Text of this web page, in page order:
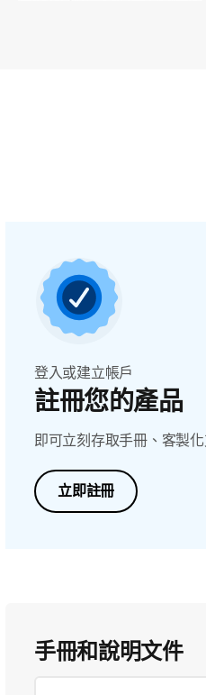
登入或建立帳戶
註冊您的產品
即可立刻存取手冊、客製
立即註冊
手冊和說明文件